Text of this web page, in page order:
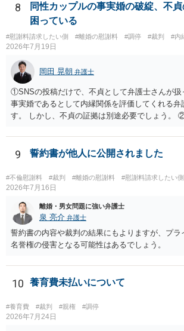
8
同性カップルの事実婚の破綻、不貞
困っている
#慰謝料請求したい側 #離婚の慰謝料 #調停 #裁判 #内
2026年7月19日
岡田 晃朝 弁護士
①SNSの投稿だけで、不貞として弁護士さんが扱
事実婚であるとして内縁関係を評価してくれる弁
す。 しかし、不貞の証拠は別途必要でしょう。
消にあたるかどうか そこは協議の余地はあるか
の場合も相互に帰責性が無ければ（立証できな
9 誓約書が他人に公開されました
#不倫慰謝料 #裁判 #離婚の慰謝料 #慰謝料請求したい側
2026年7月16日
離婚・男女問題に強い弁護士
泉 亮介 弁護士
誓約書の内容や裁判の結果にもよりますが、プラ
名誉権の侵害となる可能性はあるでしょう。
10 養育費未払いについて
#養育費 #裁判 #親権 #調停
2026年7月24日